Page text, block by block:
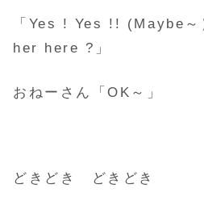
「Yes ! Yes !! (Maybe
her here ?」
おねーさん「OK～」
どきどき どきどき